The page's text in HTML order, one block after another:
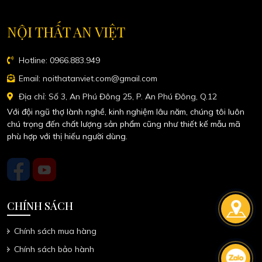
Page 11 / 12
First
9
10 11 12 Next
NỘI THẤT AN VIỆT
Hotline: 0966.883.949